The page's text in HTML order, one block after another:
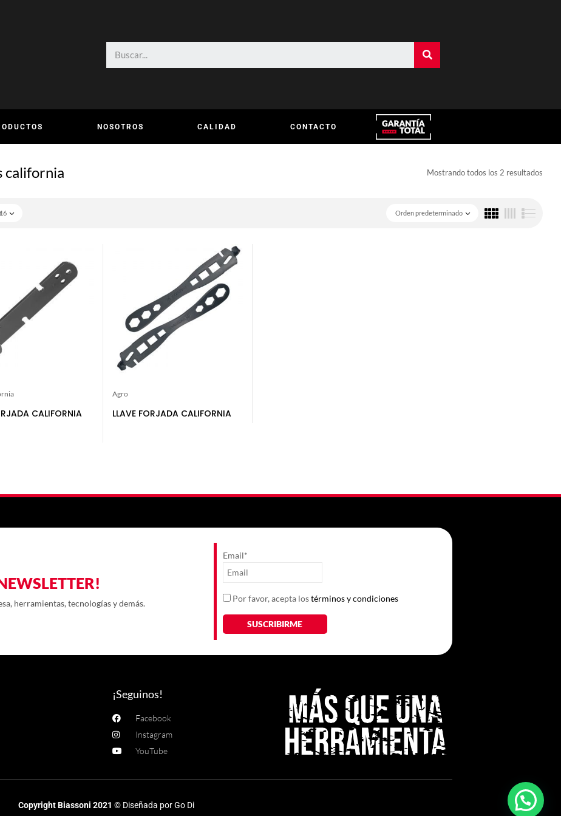
NOSOTROS CALIDAD CONTACTO
california Mostrando todos los 2 resultados
Orden predeterminado
16
CALIFORNIA
Agro
LLAVE FORJADA CALIFORNIA
herramientas, tecnologías y demás.
Email*
Por favor, acepta lostérminos y condiciones
¡Seguinos!
Facebook
Instagram
YouTube
Copyright Biassoni 2021 © Diseñada por Go Di